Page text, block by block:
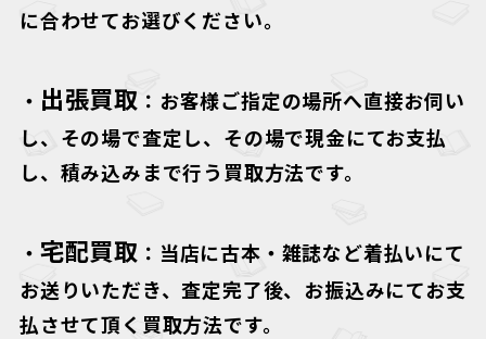
に合わせてお選びください。
・ 出張買取 ：お客様ご指定の場所へ直接お伺い
し、その場で査定し、その場で現金にてお支払
し、積み込みまで行う買取方法です。
・ 宅配買取 ：当店に古本・雑誌など着払いにて
お送りいただき、査定完了後、お振込みにてお支
払させて頂く買取方法です。